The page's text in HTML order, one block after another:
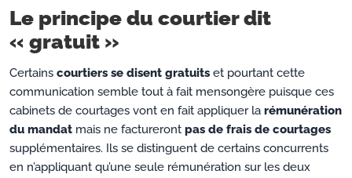
Le principe du courtier dit
« gratuit »
Certains courtiers se disent gratuits et pourtant cette
communication semble tout à fait mensongère puisque ces
cabinets de courtages vont en fait appliquer la rémunération
du mandat mais ne factureront pas de frais de courtages
supplémentaires. Ils se distinguent de certains concurrents
en n’appliquant qu’une seule rémunération sur les deux